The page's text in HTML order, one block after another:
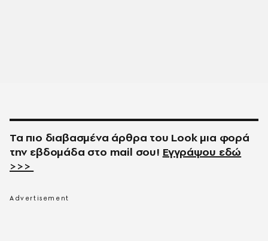
Τα πιο διαβασμένα άρθρα του Look μια φορά
την εβδομάδα στο mail σου! Εγγράψου εδώ
>>>